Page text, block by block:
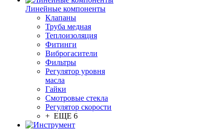
Линейные компоненты
Клапаны
Труба медная
Теплоизоляция
Фитинги
Виброгасители
Фильтры
Регулятор уровня
масла
Гайки
Смотровые стекла
Регулятор скорости
+ ЕЩЕ 6